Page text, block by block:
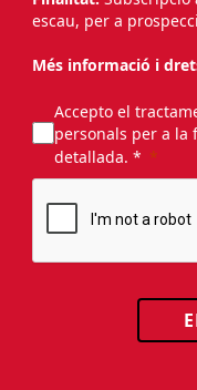
escau, per a
Més informació i
Accepto el
personals per a
detallada. *